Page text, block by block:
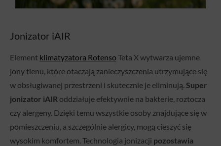
Jonizator iAIR
Element klimatyzatora Rotenso Teta X wytwarza ujemne
jony tlenu, które otaczają zanieczyszczenia utrzymujące się
w obsługiwanej przestrzeni i skutecznie je eliminują.Super
jonizator iAIR oddziałuje efektywnie na bakterie, roztocza
czy alergeny. Dzięki temu wszystkie osoby znajdujące się w
pomieszczeniu, a szczególnie alergicy, mogą cieszyć się
wysokim komfortem. Technologia jonizacji pozostawia